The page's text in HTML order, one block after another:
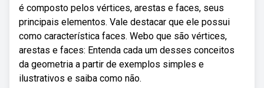
é composto pelos vértices, arestas e faces, seus
principais elementos. Vale destacar que ele possui
como característica faces. Webo que são vértices,
arestas e faces: Entenda cada um desses conceitos
da geometria a partir de exemplos simples e
ilustrativos e saiba como não.